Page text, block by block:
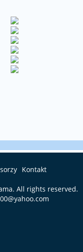
Kontakt
. All rights reserved.